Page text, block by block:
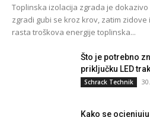
Toplinska izolacija zgrada je
zgradi gubi se kroz krov, zatim
rasta troškova energije toplinska...
Što je potrebno
priključku LED
Schrack Technik
Kako se